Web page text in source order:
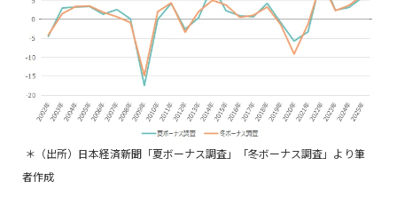
＊（出所）日本経済新聞「夏ボーナス調査」「冬ボーナス調査」より筆
者作成